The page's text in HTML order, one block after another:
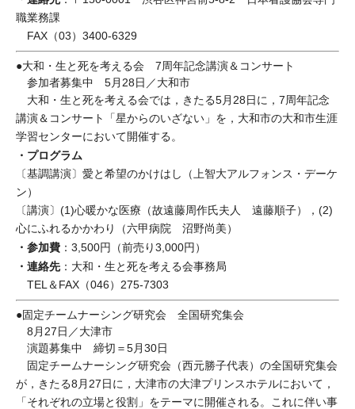
職業務課
FAX（03）3400-6329
●大和・生と死を考える会 7周年記念講演＆コンサート
参加者募集中 5月28日／大和市
大和・生と死を考える会では，きたる5月28日に，7周年記念
講演＆コンサート「星からのいざない」を，大和市の大和市生涯
学習センターにおいて開催する。
・プログラム
〔基調講演〕愛と希望のかけはし（上智大アルフォンス・デーケ
ン）
〔講演〕(1)心暖かな医療（故遠藤周作氏夫人 遠藤順子），(2)
心にふれるかかわり（六甲病院 沼野尚美）
・参加費 ：3,500円（前売り3,000円）
・連絡先：大和・生と死を考える会事務局
TEL＆FAX（046）275-7303
●固定チームナーシング研究会 全国研究集会
8月27日／大津市
演題募集中 締切＝5月30日
固定チームナーシング研究会（西元勝子代表）の全国研究集会
が，きたる8月27日に，大津市の大津プリンスホテルにおいて，
「それぞれの立場と役割」をテーマに開催される。これに伴い事